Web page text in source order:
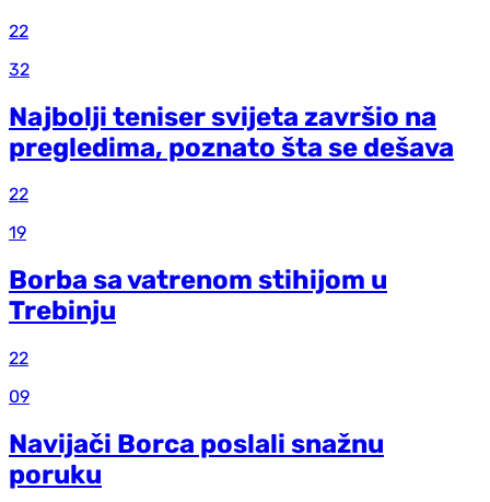
22
32
Najbolji teniser svijeta završio na
pregledima, poznato šta se dešava
22
19
Borba sa vatrenom stihijom u
Trebinju
22
09
Navijači Borca poslali snažnu
poruku